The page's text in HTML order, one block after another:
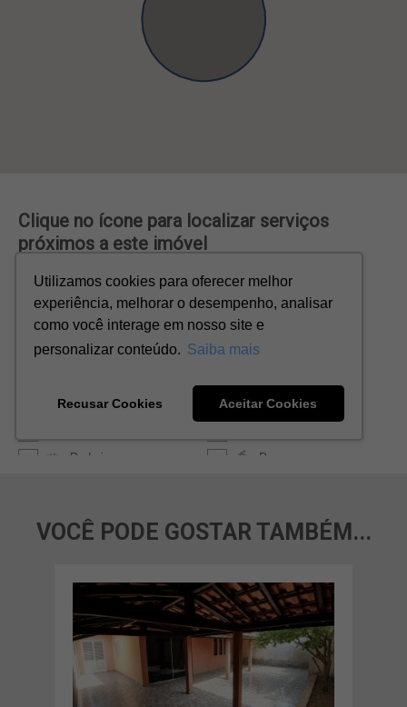
VOCÊ PODE GOSTAR TAMBÉM...